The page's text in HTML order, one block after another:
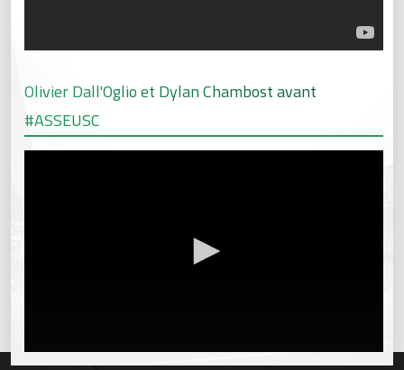
Olivier Dall'Oglio et Dylan Chambost avant
#ASSEUSC